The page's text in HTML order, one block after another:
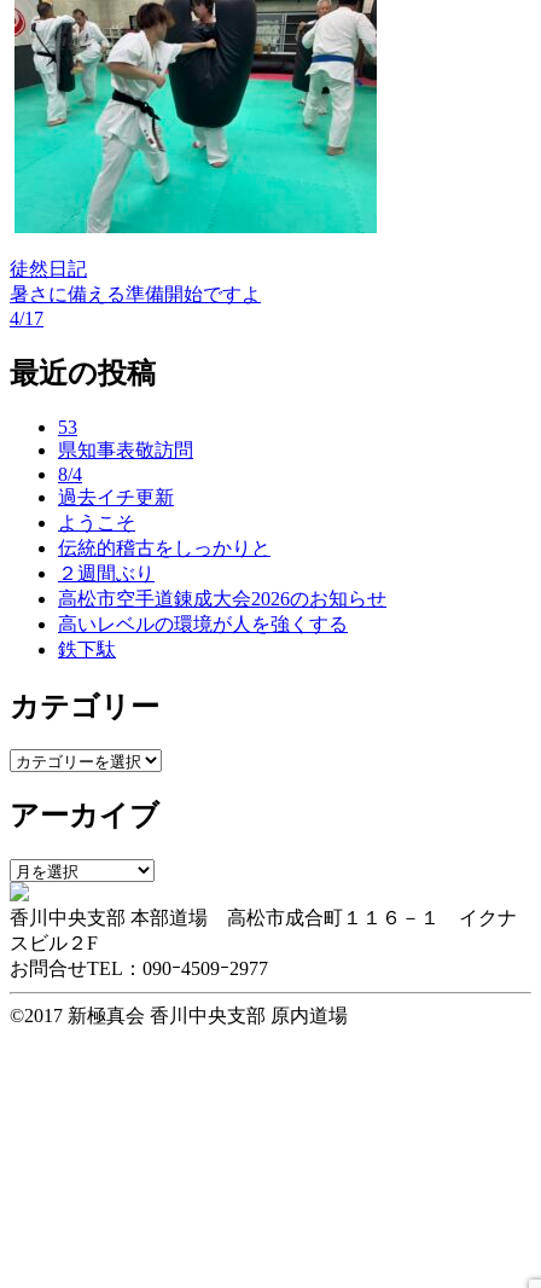
徒然日記
投
ナ
暑さに備える準備開始ですよ
4/17
最近の投稿
53
県知事表敬訪問
8/4
過去イチ更新
ようこそ
伝統的稽古をしっかりと
２週間ぶり
高松市空手道錬成大会2026のお知らせ
高いレベルの環境が人を強くする
鉄下駄
カテゴリー
カ
ゴ
ー
アーカイブ
ア
ー
カ
イ
ブ
香川中央支部 本部道場 高松市成合町１１６－１ イクナ
スビル２F
お問合せTEL：090ｰ4509ｰ2977
©2017 新極真会 香川中央支部 原内道場